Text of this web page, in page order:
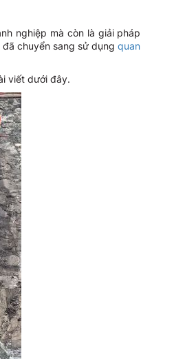
nghiệp mà còn là giải pháp
đã chuyển sang sử dụngquan
viết dưới đây.